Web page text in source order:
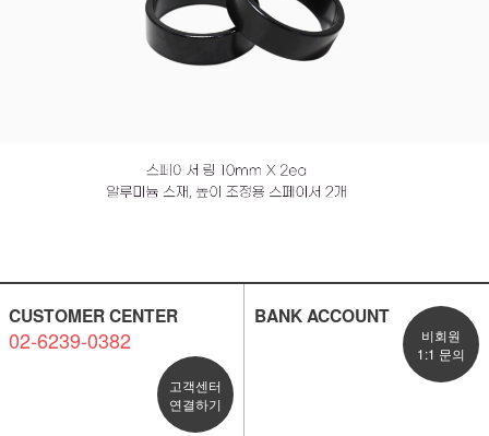
CUSTOMER CENTER
02-6239-0382
고객센터
연결하기
BANK ACCOUNT
비회원
1:1 문의